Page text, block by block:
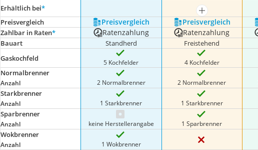
Erhältlich bei*
mehr anzeigen
Preis­vergleich
Preis­vergleich Preis­vergleich
Zahlbar in Raten* Ratenzahlung Ratenzahlung
Bauart Standherd Freistehend
Gaskochfeld
5 Kochfelder 4 Kochfelder
Normalbrenner
Anzahl 2 Normalbrenner 2 Normalbrenner
Starkbrenner
Anzahl 1 Starkbrenner 1 Starkbrenner
Sparbrenner
Anzahl keine Herstellerangabe 1 Sparbrenner
Wokbrenner
Anzahl 1 Wokbrenner